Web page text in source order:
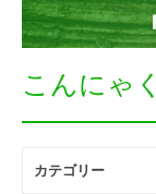
こんにゃ
カテゴリー